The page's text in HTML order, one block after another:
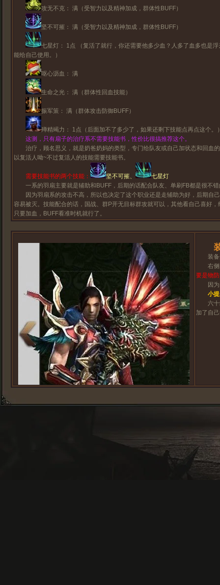
攻无不克： 满（受智力以及精神加成，群体性BUFF）
坚不可摧： 满（受智力以及精神加成，群体性BUFF）
七星灯： 1点 （复活了就行，你还需要他多少血？人多了血多也是浮
能给自己使用。）
呕心沥血： 满
生命之光： 满（群体性回血技能）
振军策： 满（群体攻击防御BUFF）
殚精竭力： 1点（后面加不了多少了，如果还剩下技能点再点这个。
这测，只有扇子的治疗系不需要技能书，性价比很搞推荐这个。
治疗，顾名思义，就是奶爸奶妈的类型，专门给队友或自己加状态和回血
以复活人呦~不过复活人的技能需要技能书。
需要技能书的两个技能： 坚不可摧、
七星灯
一系的羽扇主要就是辅助和BUFF，后期的话配合队友、单刷FB都是很不错
因为羽扇系的攻击不高，所以也决定了这个职业还是走辅助为好，后期自
容易被灭。技能配合的话，国战、群P开无目标群攻就可以，其他看自己喜好，
只要加血，BUFF看准时机就行了。
装
装备选
右侧
要是物
因为国
小
六十级
加了自